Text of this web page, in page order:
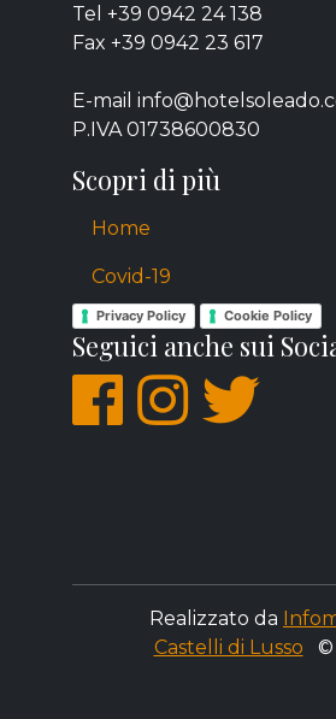
Tel +39 0942 24 138
Fax +39 0942 23 617
E-mail
P.IVA 01738600830
Scopri di più
Home
Covid-19
Privacy Policy Cookie Policy
Seguici anche sui
Realizzato da
Castelli di Lusso
©